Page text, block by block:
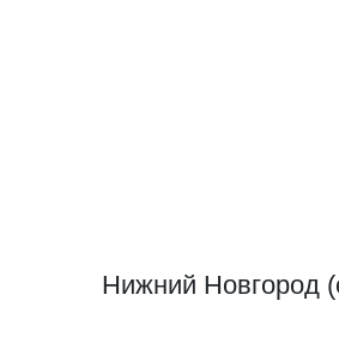
Нижний Новгород